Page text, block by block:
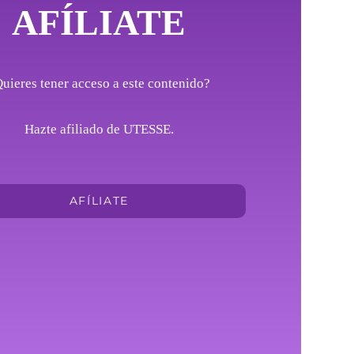
AFÍLIATE
tener acceso a este contenido?
Hazte afiliado de UTESSE.
AFÍLIATE